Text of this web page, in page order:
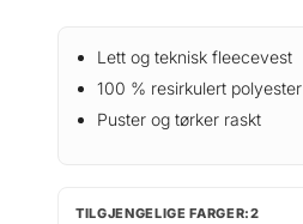
Lett og teknisk fleecevest
100 % resirkulert polyester
Puster og tørker raskt
TILGJENGELIGE FARGER:2